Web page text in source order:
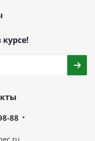
курсе!
88